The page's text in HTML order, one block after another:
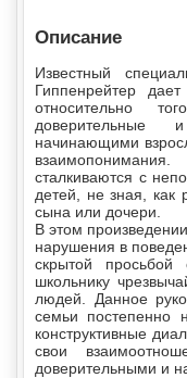
Описание
Известный
Гиппенрейтер
относительно
начинающими
сталкиваются с
детей, не зная, как
сына или дочери.
В этом
нарушения в
скрытой
школьнику
людей. Данное
семьи постепенно
конструктивные
свои
доверительными и